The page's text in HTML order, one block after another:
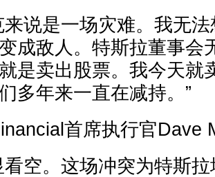
来说是一场灾难。我无
成敌人。特斯拉董事会
是卖出股票。我今天就
多年来一直在减持。”
首席执行官Dave
看空。这场冲突为特斯